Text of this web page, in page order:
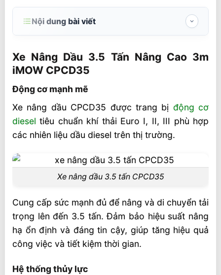
Nội dung bài viết
CPCD35
Động cơ mạnh mẽ
Hệ thống thủy lực
Khả năng cơ động cao
Thiết kế tiện dụng
Thông số kỹ thuật của xe nâng dầu 3.5
tấn CPCD35
iMOW CPCD35
Thông tin liên lạc và video xe tham khảo
Liên hệ mua sản phẩm
Xe Nâng Dầu 3.5 Tấn Nâng Cao 3m
iMOW CPCD35
Động cơ mạnh mẽ
Xe nâng dầu CPCD35 được trang bị động cơ
diesel tiêu chuẩn khí thải Euro I, II, III phù hợp
các nhiên liệu dầu diesel trên thị trường.
Xe nâng dầu 3.5 tấn CPCD35
Cung cấp sức mạnh đủ để nâng và di chuyển tải
trọng lên đến 3.5 tấn. Đảm bảo hiệu suất nâng
hạ ổn định và đáng tin cậy, giúp tăng hiệu quả
công việc và tiết kiệm thời gian.
Hệ thống thủy lực